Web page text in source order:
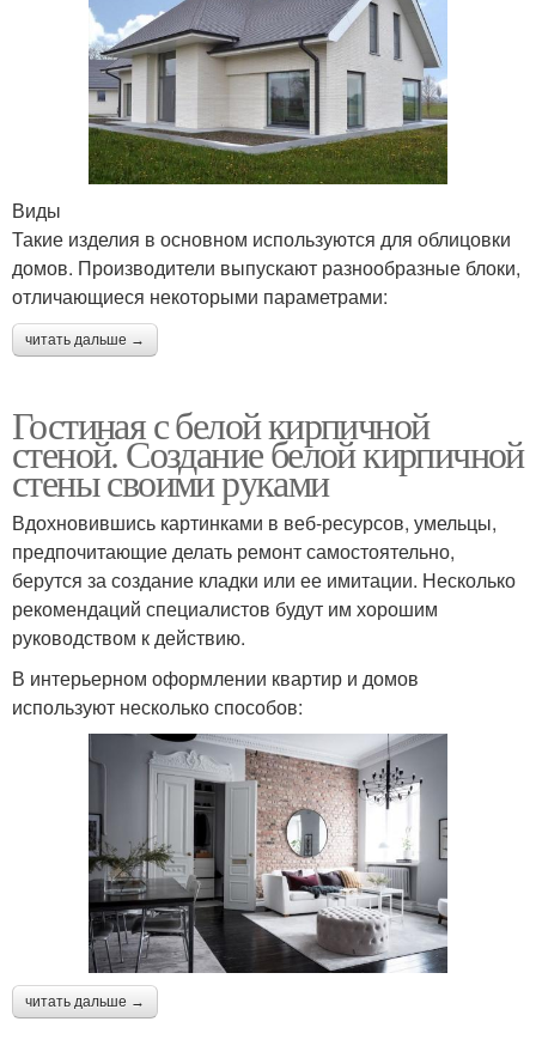
Виды
Такие изделия в основном используются для облицовки
домов. Производители выпускают разнообразные блоки,
отличающиеся некоторыми параметрами:
читать дальше →
Гостиная с белой кирпичной
стеной. Создание белой кирпичной
стены своими руками
Вдохновившись картинками в веб-ресурсов, умельцы,
предпочитающие делать ремонт самостоятельно,
берутся за создание кладки или ее имитации. Несколько
рекомендаций специалистов будут им хорошим
руководством к действию.
В интерьерном оформлении квартир и домов
используют несколько способов:
читать дальше →